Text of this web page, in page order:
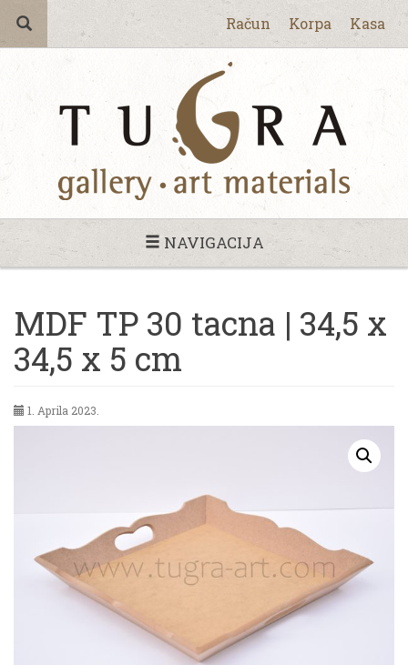
Račun Korpa Kasa
NAVIGACIJA
MDF TP 30 tacna | 34,5 x
34,5 x 5 cm
1. Aprila 2023.